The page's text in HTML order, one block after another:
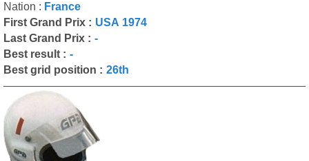
Nation : France
First Grand Prix : USA 1974
Last Grand Prix : -
Best result : -
Best grid position : 26th